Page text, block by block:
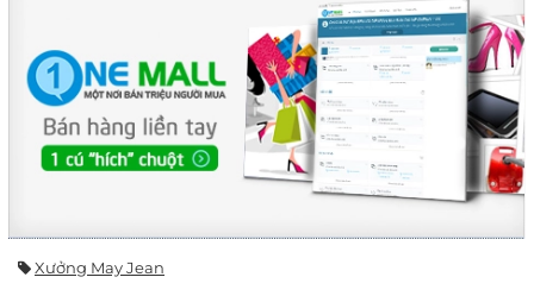
Xưởng May Jean